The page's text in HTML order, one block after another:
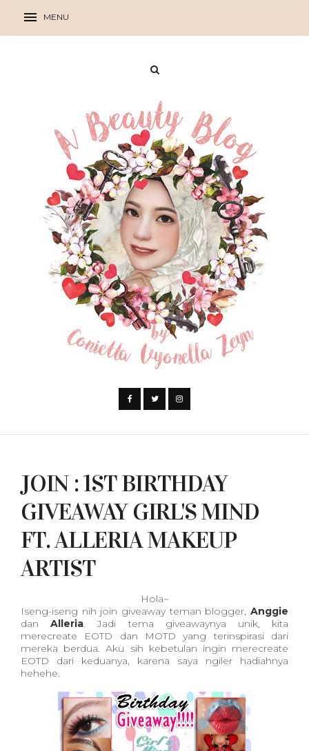
JOIN : 1ST BIRTHDAY
GIVEAWAY GIRL'S MIND
FT. ALLERIA MAKEUP
ARTIST
Hola~
Iseng-iseng nih join giveaway teman blogger, Anggie
danAlleria. Jadi tema giveawaynya unik, kita
merecreate EOTD dan MOTD yang terinspirasi dari
mereka berdua. Aku sih kebetulan ingin merecreate
EOTD dari keduanya, karena saya ngiler hadiahnya
hehehe.